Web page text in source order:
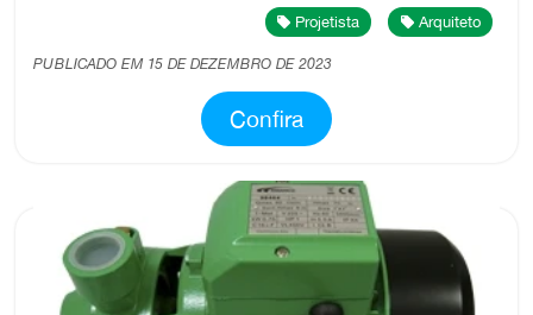
Projetista Arquiteto
PUBLICADO EM 15 DE DEZEMBRO DE 2023
Confira